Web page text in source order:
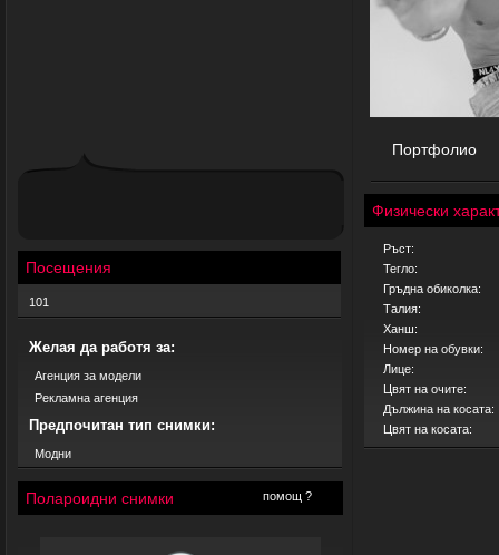
Посещения
101
Желая да работя за:
Агенция за модели
Рекламна агенция
Предпочитан тип снимки:
Модни
Полароидни снимки помощ ?
Портфолио
Физически
Ръст:
Тегло:
Гръдна обиколка:
Талия:
Ханш:
Номер на обувки:
Лице:
Цвят на очите:
Дължина на косата:
Цвят на косата: